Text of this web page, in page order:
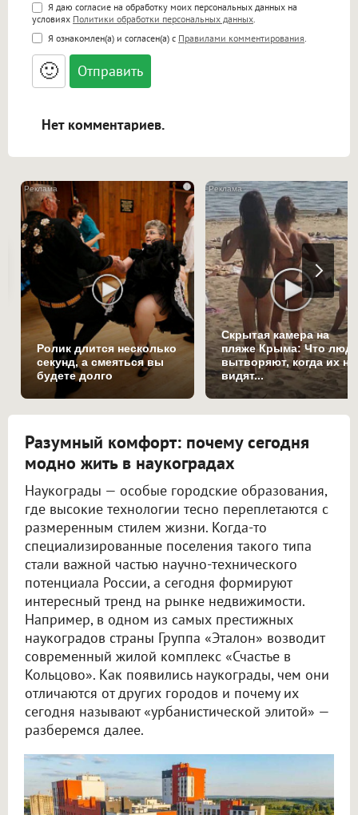
Поддержка HTML
<b>, <strong>, <u>, <i>, <em>, <s>, <big>,
<small>, <sup>, <sub>, <pre>, <ul>, <ol>, <li>,
<blockquote>, <code> экранирует HTML,
адреса URL автоматически становятся
ссылками, и [img]адрес[/img] будет
Я даю согласие на обработку моих персональных данных на
условиях Политики обработки персональных данных
Я ознакомлен(а) и согласен(а) с Правилами комментирования
🙂
Нет комментариев.
i
Ролик длится несколько
секунд, а смеяться вы
будете долго
Скрытая камера на
пляже Крыма: Что
вытворяют, когда их не
видят...
Разумный комфорт: почему сегодня
модно жить в наукоградах
Наукограды — особые городские образования,
где высокие технологии тесно переплетаются с
размеренным стилем жизни. Когда-то
специализированные поселения такого типа
стали важной частью научно-технического
потенциала России, а сегодня формируют
интересный тренд на рынке недвижимости.
Например, в одном из самых престижных
наукоградов страны Группа «Эталон» возводит
современный жилой комплекс «Счастье в
Кольцово». Как появились наукограды, чем они
отличаются от других городов и почему их
сегодня называют «урбанистической элитой» —
разберемся далее.